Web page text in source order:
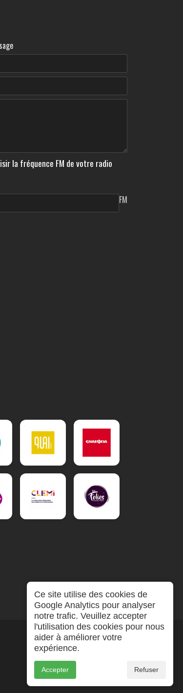
la fréquence FM de votre radio
FM
Ce site utilise des cookies de
Google Analytics pour analyser
notre trafic. Veuillez accepter
l'utilisation des cookies pour nous
aider à améliorer votre
expérience.
Accepter Refuser